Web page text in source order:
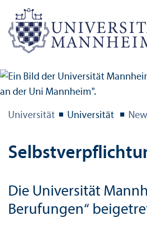
Universität Universität
Die Universität
Berufungen“